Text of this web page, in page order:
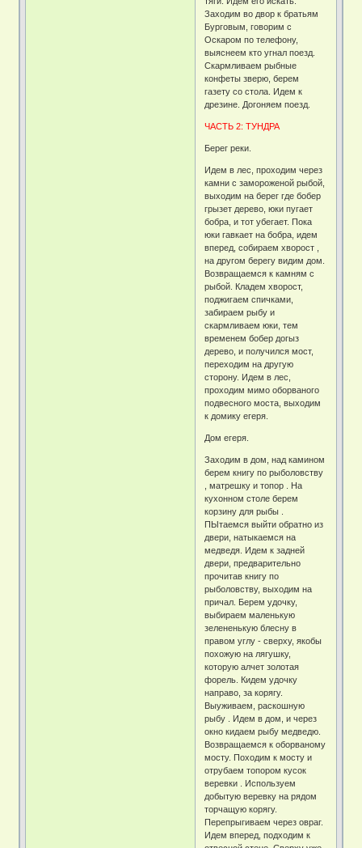
Заходим во двор к братьям
Бурговым, говорим с
Оскаром по телефону,
выяснеем кто угнал поезд.
Скармливаем рыбные
конфеты зверю, берем
газету со стола. Идем к
дрезине. Догоняем поезд.
ЧАСТЬ 2: ТУНДРА
Берег реки.
Идем в лес, проходим через
камни с замороженой рыбой,
выходим на берег где бобер
грызет дерево, юки пугает
бобра, и тот убегает. Пока
юки гавкает на бобра, идем
вперед, собираем хворост ,
на другом берегу видим дом.
Возвращаемся к камням с
рыбой. Кладем хворост,
поджигаем спичками,
забираем рыбу и
скармливаем юки, тем
временем бобер догыз
дерево, и получился мост,
переходим на другую
сторону. Идем в лес,
проходим мимо оборваного
подвесного моста, выходим
к домику егеря.
Дом егеря.
Заходим в дом, над камином
берем книгу по рыболовству
, матрешку и топор . На
кухонном столе берем
корзину для рыбы .
ПЫтаемся выйти обратно из
двери, натыкаемся на
медведя. Идем к задней
двери, предварительно
прочитав книгу по
рыболовству, выходим на
причал. Берем удочку,
выбираем маленькую
зелененькую блесну в
правом углу - сверху, якобы
похожую на лягушку,
которую алчет золотая
форель. Кидем удочку
направо, за корягу.
Выуживаем, раскошную
рыбу . Идем в дом, и через
окно кидаем рыбу медведю.
Возвращаемся к оборваному
мосту. Походим к мосту и
отрубаем топором кусок
веревки . Используем
добытую веревку на рядом
торчащую корягу.
Перепрыгиваем через овраг.
Идем вперед, подходим к